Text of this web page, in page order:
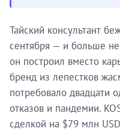
Тайский консультант
сентября — и больше не
он построил вместо
бренд из лепестков
потребовало двадцати
отказов и пандемии.
сделкой на $79 млн